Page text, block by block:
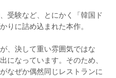
受験など、とにかく「韓国ド
りに詰め込まれた本作。
、決して重い雰囲気ではな
になっています。そのため、
なぜか偶然同じレストランに